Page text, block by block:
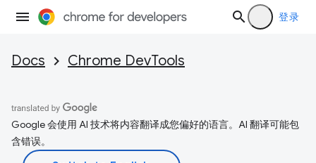
登录
Docs Chrome DevTools
Google 会使用 AI 技术将内容翻译成您偏好的语言。AI 翻译可能包
含错误。